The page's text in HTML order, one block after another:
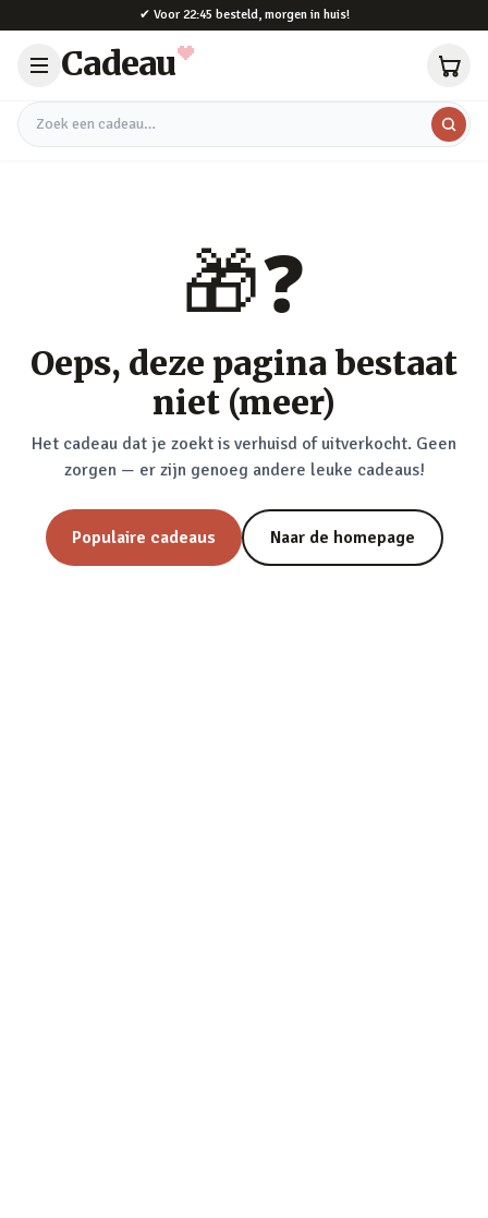
✔ Voor 22:45 besteld, morgen in huis!
Cadeau
Zoek een cadeau
🎁❓
Oeps, deze pagina bestaat
niet (meer)
Het cadeau dat je zoekt is verhuisd of uitverkocht. Geen
zorgen — er zijn genoeg andere leuke cadeaus!
Populaire cadeaus Naar de homepage